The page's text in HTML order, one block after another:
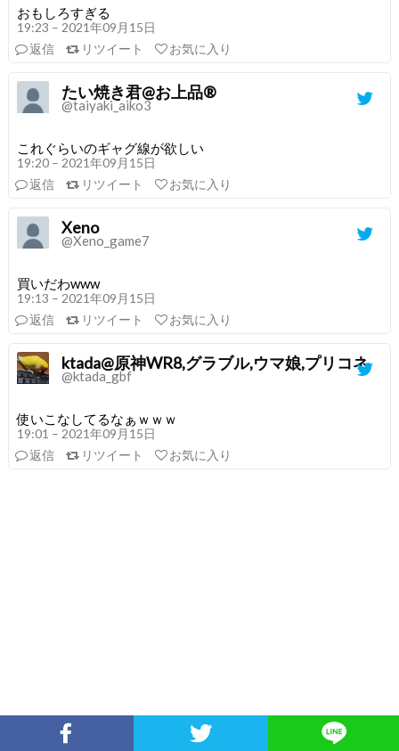
おもしろすぎる
19:23 – 2021年09月15日
返信
リツイート お気に入り
たい焼き君@お上品®
@taiyaki_aiko3
これぐらいのギャグ線が欲しい
19:20 – 2021年09月15日
返信
リツイート お気に入り
Xeno
@Xeno_game7
買いだわwww
19:13 – 2021年09月15日
返信
リツイート お気に入り
ktada@原神WR8,グラブル,ウマ娘,プリコネ
@ktada_gbf
使いこなしてるなぁｗｗｗ
19:01 – 2021年09月15日
返信
リツイート お気に入り
Facebookでシェア Twitterでシェア